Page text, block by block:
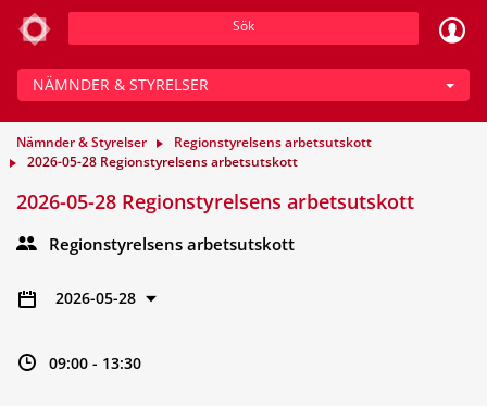
Sök
NÄMNDER & STYRELSER
Nämnder & Styrelser
Regionstyrelsens arbetsutskott
2026-05-28 Regionstyrelsens arbetsutskott
2026-05-28 Regionstyrelsens arbetsutskott
Regionstyrelsens arbetsutskott
2026-05-28
09:00 - 13:30